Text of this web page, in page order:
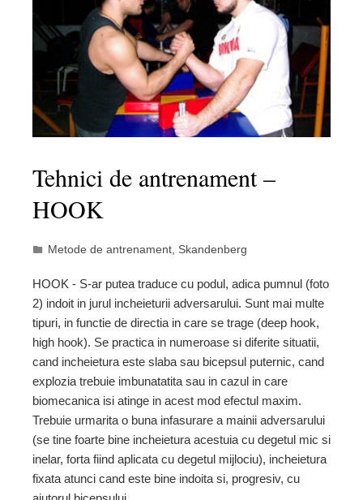
Tehnici de antrenament –
HOOK
Metode de antrenament Skandenberg
HOOK - S-ar putea traduce cu podul, adica pumnul (foto
2) indoit in jurul incheieturii adversarului. Sunt mai multe
tipuri, in functie de directia in care se trage (deep hook,
high hook). Se practica in numeroase si diferite situatii,
cand incheietura este slaba sau bicepsul puternic, cand
explozia trebuie imbunatatita sau in cazul in care
biomecanica isi atinge in acest mod efectul maxim.
Trebuie urmarita o buna infasurare a mainii adversarului
(se tine foarte bine incheietura acestuia cu degetul mic si
inelar, forta fiind aplicata cu degetul mijlociu), incheietura
fixata atunci cand este bine indoita si, progresiv, cu